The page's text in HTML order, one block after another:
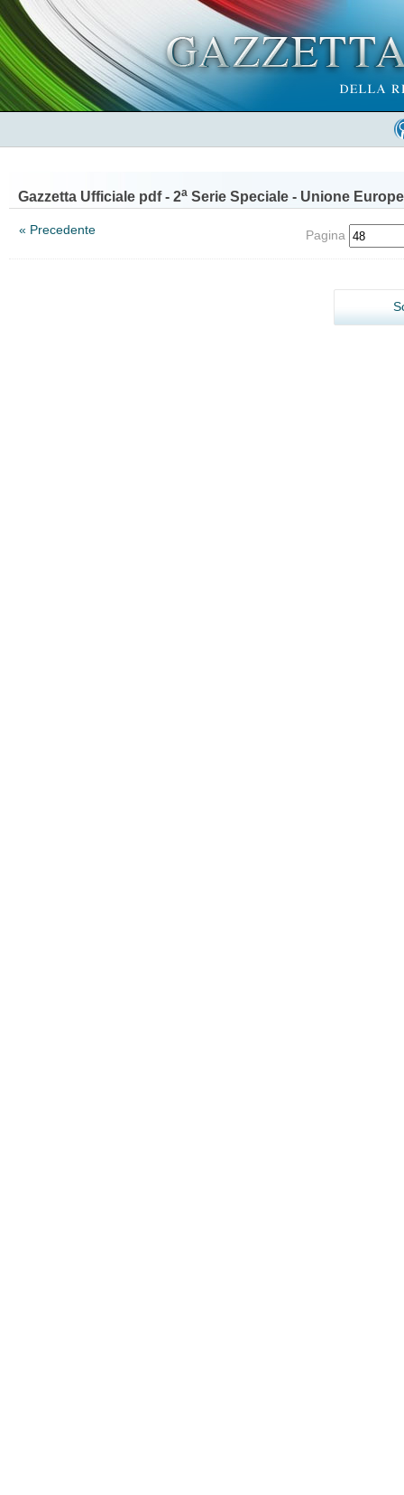
Gazzetta Ufficiale pdf - 2a Serie Speciale - Unione
« Precedente Pagina